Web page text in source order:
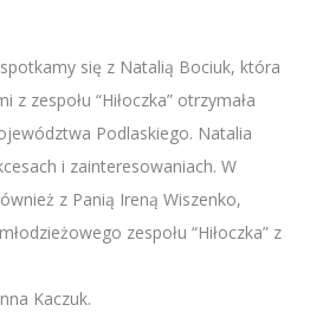
się z Natalią Bociuk, która
zespołu “Hiłoczka” otrzymała
Podlaskiego. Natalia
i zainteresowaniach. W
z Panią Ireną Wiszenko,
zespołu “Hiłoczka” z
Kaczuk.